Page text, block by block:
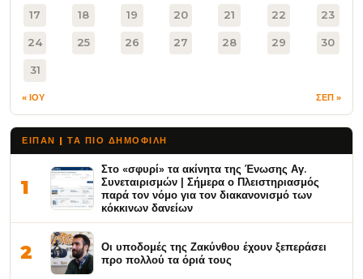
17 18 19 20 21 22 23
24 25 26 27 28 29 30
31
« ΙΟΥ ΣΕΠ »
ΕΙΠΑΝ | ΤΑ ΠΙΟ ΔΗΜΟΦΙΛΉ
1
Στο «σφυρί» τα ακίνητα της Ένωσης Αγ.
Συνεταιρισμών | Σήμερα ο Πλειστηριασμός
παρά τον νόμο για τον διακανονισμό των
κόκκινων δανείων
2
Οι υποδομές της Ζακύνθου έχουν ξεπεράσει
προ πολλού τα όριά τους